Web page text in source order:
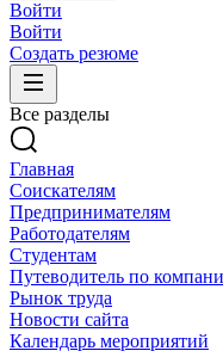
Войти
Войти
Создать резюме
Все разделы
Главная
Соискателям
Предпринимателям
Работодателям
Студентам
Путеводитель по
Рынок труда
Новости сайта
Календарь мероприятий